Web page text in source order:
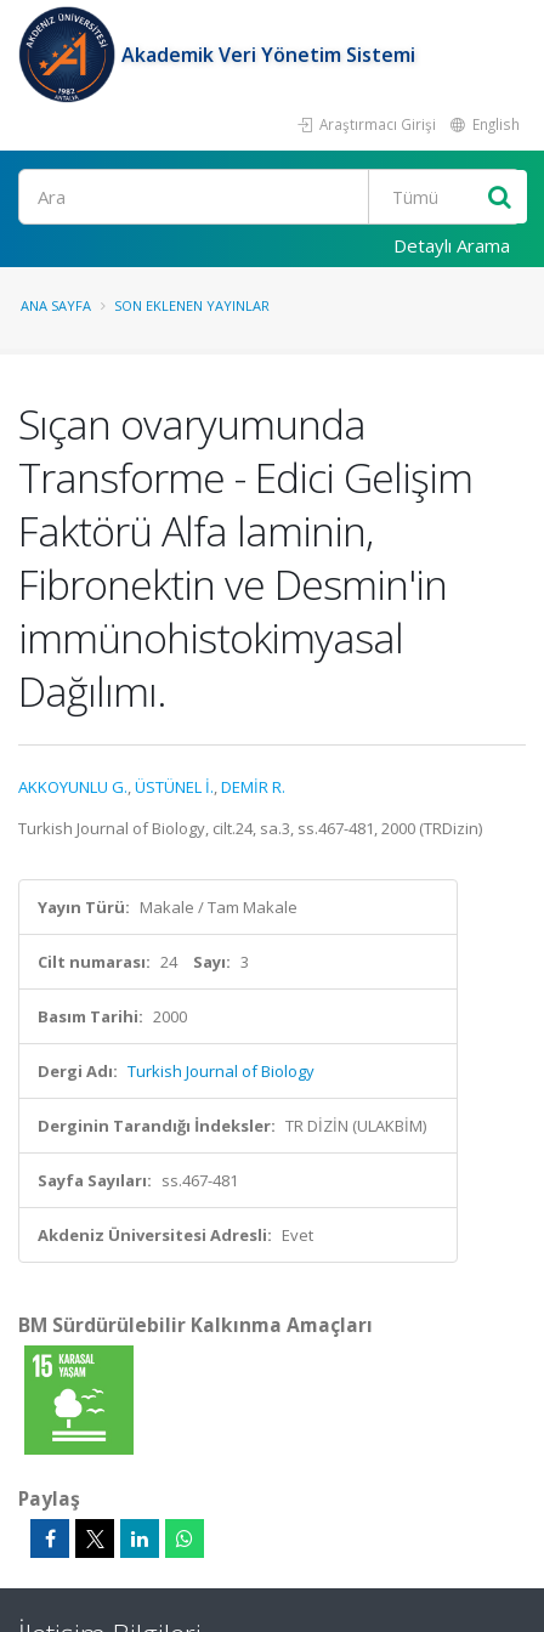
Akademik Veri Yönetim Sistemi
Araştırmacı Girişi English
Ara
Detaylı Arama
ANA SAYFA SON EKLENEN YAYINLAR
Sıçan ovaryumunda
Transforme - Edici Gelişim
Faktörü Alfa laminin,
Fibronektin ve Desmin'in
immünohistokimyasal
Dağılımı.
AKKOYUNLU G.,ÜSTÜNEL İ.,DEMİR R.
Turkish Journal of Biology, cilt.24, sa.3, ss.467-481, 2000 (TRDizin)
Yayın Türü: Makale / Tam Makale
Cilt numarası: 24 Sayı: 3
Basım Tarihi: 2000
Dergi Adı: Turkish Journal of Biology
Derginin Tarandığı İndeksler: TR DİZİN (ULAKBİM)
Sayfa Sayıları: ss.467-481
Akdeniz Üniversitesi Adresli: Evet
BM Sürdürülebilir Kalkınma Amaçları
Paylaş